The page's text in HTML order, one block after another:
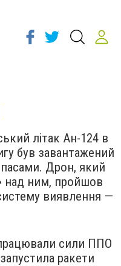
літак Ан-124 в
був завантажений
Дрон, який
над ним, пройшов
виявлення —
сили ППО
ракети